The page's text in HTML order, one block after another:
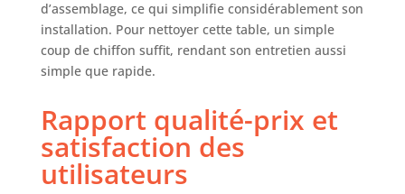
comme une table
d'appoint
compacte pour vos
de 1 an, il apporte
la tranquillité
d'esprit et un
d’assemblage, ce qui simplifie considérablement son
installation. Pour nettoyer cette table, un simple
coup de chiffon suffit, rendant son entretien aussi
simple que rapide.
Rapport qualité-prix et
satisfaction des
utilisateurs